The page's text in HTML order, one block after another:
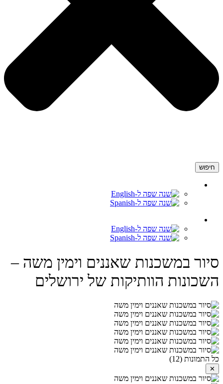
חיפוש
סיור במשכנות שאננים וימין משה –
השכונות הוותיקות של ירושלים
כל התמונות (12)
✕